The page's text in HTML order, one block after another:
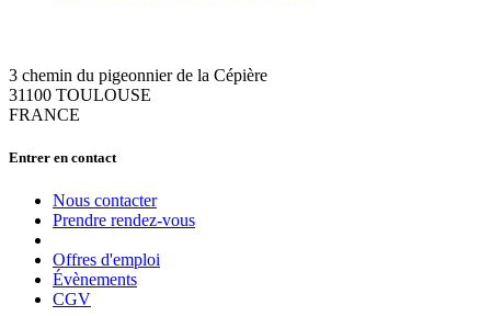
3 chemin du pigeonnier de la Cépière
31100 TOULOUSE
FRANCE
Entrer en contact
Nous contacter
Prendre rendez-vous
Offres d'emploi
Évènements
CGV